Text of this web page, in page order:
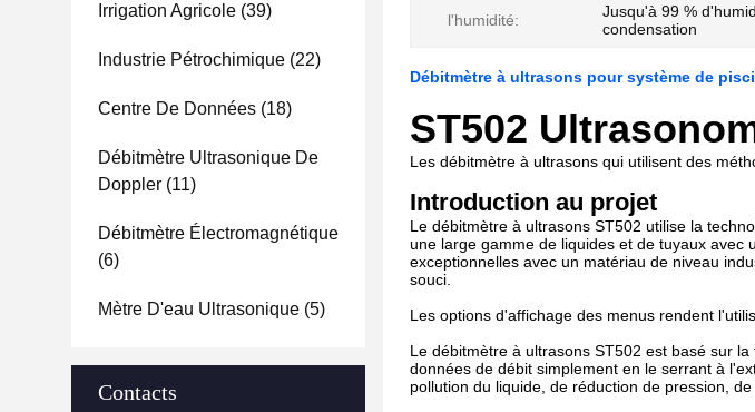
Irrigation Agricole (39)
Industrie Pétrochimique (22)
Centre De Données (18)
Débitmètre Ultrasonique De
Doppler (11)
Débitmètre Électromagnétique
(6)
Mètre D'eau Ultrasonique (5)
Contacts
l'humidité:
Jusqu'à 99 %
condensation
Débitmètre à ultrasons pour système de
ST502
Les débitmètre à ultrasons qui utilisent des
Introduction au projet
Le débitmètre à ultrasons ST502 utilise la
une large gamme de liquides et de tuyaux avec
exceptionnelles avec un matériau de niveau
souci.
Les options d'affichage des menus rendent
Le débitmètre à ultrasons ST502 est basé sur
données de débit simplement en le serrant à
pollution du liquide, de réduction de pression, de